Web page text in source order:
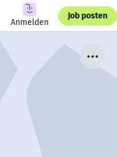
Anmelden
Job posten